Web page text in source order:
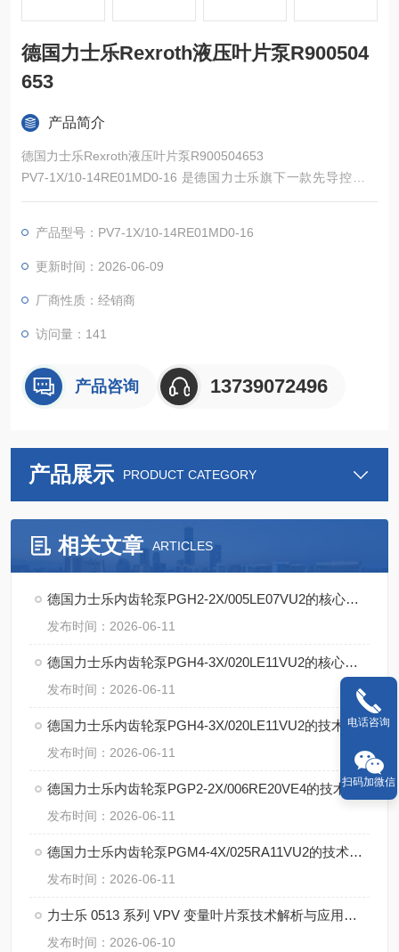
德国力士乐Rexroth液压叶片泵R900504
653
产品简介
德国力士乐Rexroth液压叶片泵R900504653
PV7-1X/10-14RE01MD0-16 是德国力士乐旗下一款先导控制变
量叶片泵，机座规格 10，公称排量 14 立方厘米每转，额定工作
控制、轴向间隙补偿、流体润滑轴承等成熟技术，运转平稳、内
部泄漏少、能耗偏低，结构紧凑且配件通用性强。
产品型号：PV7-1X/10-14RE01MD0-16
更新时间：2026-06-09
厂商性质：经销商
访问量：141
产品咨询 13739072496
产品展示 PRODUCT CATEGORY
相关文章 ARTICLES
德国力士乐内齿轮泵PGH2-2X/005LE07VU2的核心特点
发布时间：2026-06-11
德国力士乐内齿轮泵PGH4-3X/020LE11VU2的核心技术
发布时间：2026-06-11
德国力士乐内齿轮泵PGH4-3X/020LE11VU2的技术特点
发布时间：2026-06-11
德国力士乐内齿轮泵PGP2-2X/006RE20VE4的技术特点
发布时间：2026-06-11
德国力士乐内齿轮泵PGM4-4X/025RA11VU2的技术支持
发布时间：2026-06-11
力士乐 0513 系列 VPV 变量叶片泵技术解析与应用说明
发布时间：2026-06-10
电话咨询
扫码加微信